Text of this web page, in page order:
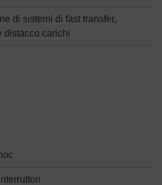
di sistemi di fast transfer,
distacco carichi